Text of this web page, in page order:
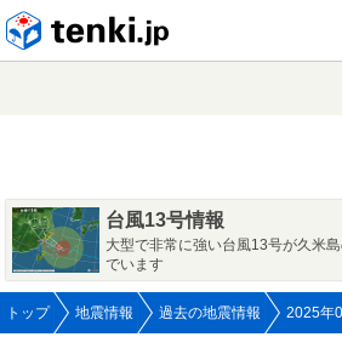
台風13号情報
大型で非常に強い台風13号が久米
でいます
トップ 地震情報 過去の地震情報 2025年